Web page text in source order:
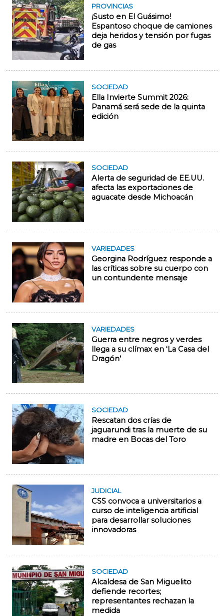
PROVINCIAS
¡Susto en El Guásimo!
Espantoso choque de camiones
deja heridos y tensión por fugas
de gas
SOCIEDAD
Ella Invierte Summit 2026:
Panamá será sede de la quinta
edición
SOCIEDAD
Alerta de seguridad de EE.UU.
afecta las exportaciones de
aguacate desde Michoacán
VARIEDADES
Georgina Rodríguez responde a
las críticas sobre su cuerpo con
un contundente mensaje
VARIEDADES
Guerra entre negros y verdes
llega a su clímax en ‘La Casa del
Dragón’
SOCIEDAD
Rescatan dos crías de
jaguarundi tras la muerte de su
madre en Bocas del Toro
JUDICIAL
CSS convoca a universitarios a
curso de inteligencia artificial
para desarrollar soluciones
innovadoras
SOCIEDAD
Alcaldesa de San Miguelito
defiende recortes;
representantes rechazan la
medida